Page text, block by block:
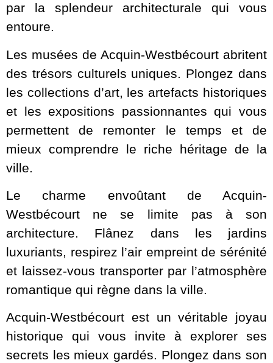
par la splendeur architecturale qui vous
entoure.
Les musées de Acquin-Westbécourt abritent
des trésors culturels uniques. Plongez dans
les collections d’art, les artefacts historiques
et les expositions passionnantes qui vous
permettent de remonter le temps et de
mieux comprendre le riche héritage de la
ville.
Le charme envoûtant de Acquin-
Westbécourt ne se limite pas à son
architecture. Flânez dans les jardins
luxuriants, respirez l’air empreint de sérénité
et laissez-vous transporter par l’atmosphère
romantique qui règne dans la ville.
Acquin-Westbécourt est un véritable joyau
historique qui vous invite à explorer ses
secrets les mieux gardés. Plongez dans son